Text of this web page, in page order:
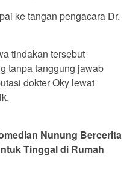
ke tangan pengacara Dr.
tindakan tersebut
tanpa tanggung jawab
dokter Oky lewat
Nunung Bercerita
Tinggal di Rumah